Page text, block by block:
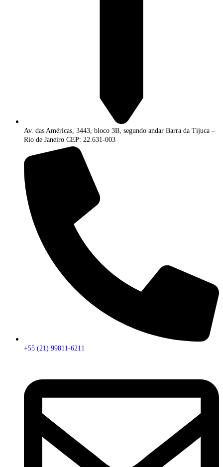
Av. das Américas, 3443, bloco 3B, segundo andar Barra da Tijuca –
Rio de Janeiro CEP: 22.631-003
+55 (21) 99811-6211